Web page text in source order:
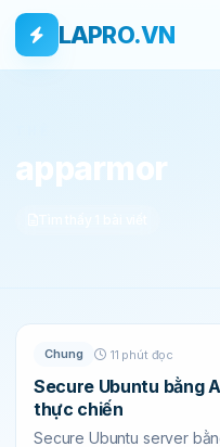
Skip to main content
Bỏ qua tới nội dung
LAPRO.VN
apparmor
Chung 11 phút đọc
Secure Ubuntu bằng
thực chiến
Secure Ubuntu server